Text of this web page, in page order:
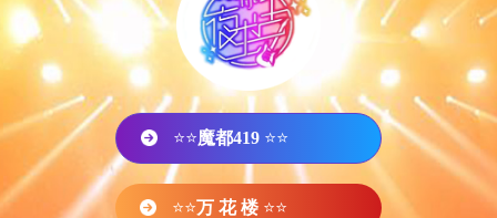
⭐⭐魔都419 ⭐⭐
⭐⭐万 花 楼 ⭐⭐